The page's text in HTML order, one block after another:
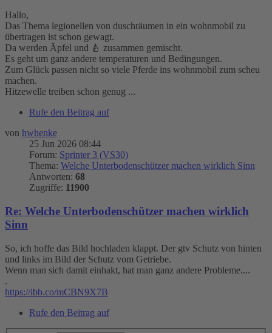
Hallo,
Das Thema legionellen von duschräumen in ein wohnmobil zu
übertragen ist schon gewagt.
Da werden Äpfel und 🍐 zusammen gemischt.
Es geht um ganz andere temperaturen und Bedingungen.
Zum Glück passen nicht so viele Pferde ins wohnmobil zum scheu
machen.
Hitzewelle treiben schon genug ...
Rufe den Beitrag auf
von hwhenke
25 Jun 2026 08:44
Forum: Sprinter 3 (VS30)
Thema: Welche Unterbodenschützer machen wirklich Sinn
Antworten: 68
Zugriffe: 11900
Re: Welche Unterbodenschützer machen wirklich
Sinn
So, ich hoffe das Bild hochladen klappt. Der gtv Schutz von hinten
und links im Bild der Schutz vom Getriebe.
Wenn man sich damit einhakt, hat man ganz andere Probleme....
.
https://ibb.co/mCBN9X7B
Rufe den Beitrag auf